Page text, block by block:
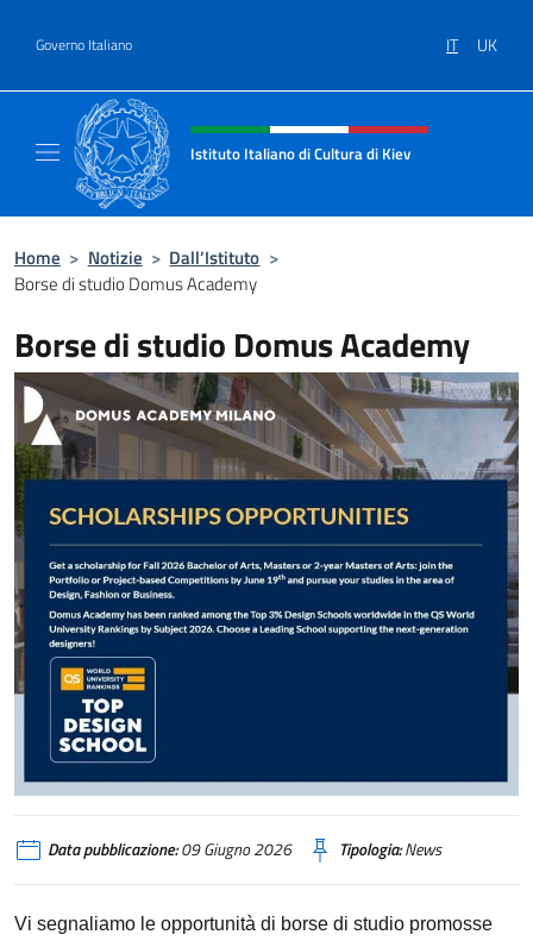
Governo Italiano IT UK
Intestazione sito, social e menù
Istituto Italiano di Cultura di Kiev
Home > Notizie > Dall’Istituto >
Borse di studio Domus Academy
Borse di studio Domus Academy
Data pubblicazione:09 Giugno 2026 Tipologia:News
Vi segnaliamo le opportunità di borse di studio promosse